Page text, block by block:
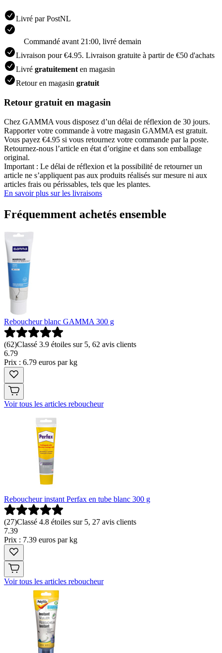
Livré par PostNL
Commandé avant 21:00, livré demain
Livraison pour €4.95. Livraison gratuite à partir de €50 d'achats
Livré gratuitement en magasin
Retour en magasin gratuit
Retour gratuit en magasin
Chez GAMMA vous disposez d’un délai de réflexion de 30 jours.
Rapporter votre commande à votre magasin GAMMA est gratuit.
Vous payez €4.95 si vous retournez votre commande par la poste.
Retournez-nous l’article en état d’origine et dans son emballage
original.
Important : Le délai de réflexion et la possibilité de retourner un
article ne s’appliquent pas aux produits réalisés sur mesure ni aux
articles frais ou périssables, tels que les plantes.
En savoir plus sur les livraisons
Fréquemment achetés ensemble
Reboucheur blanc GAMMA 300 g
(62)Classé 3.9 étoiles sur 5, 62 avis clients
6.79
Prix : 6.79 euros par kg
Voir tous les articles reboucheur
Reboucheur instant Perfax en tube blanc 300 g
(27)Classé 4.8 étoiles sur 5, 27 avis clients
7.39
Prix : 7.39 euros par kg
Voir tous les articles reboucheur